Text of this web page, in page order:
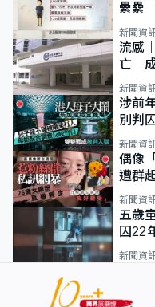
纍纍
類案
新聞資
流感
亡 成
新聞資
涉前
別判
新聞資
偶像
遭群
新聞資
五歲
囚22
新聞資